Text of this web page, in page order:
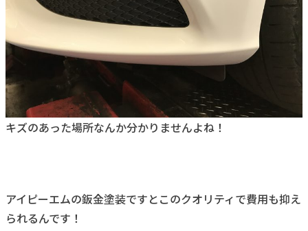
キズのあった場所なんか分かりませんよね！
アイピーエムの鈑金塗装ですとこのクオリティで費用も抑え
られるんです！